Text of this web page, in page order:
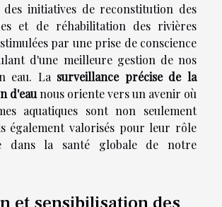
initiatives de reconstitution des
et de réhabilitation des rivières
par une prise de conscience
d'une meilleure gestion de nos
eau. La surveillance précise de la
d'eaunous oriente vers un avenir où
aquatiques sont non seulement
également valorisés pour leur rôle
dans la santé globale de notre